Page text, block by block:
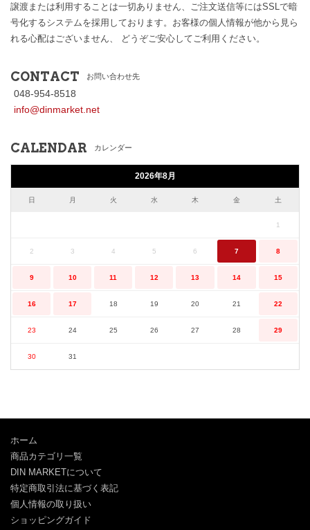
譲渡または利用することは一切ありません、ご注文送信等にはSSLで暗
号化するシステムを採用しております。お客様の個人情報が他から見ら
れる心配はございません、 どうぞご安心してご利用ください。
CONTACT お問い合わせ先
048-954-8518
info@dinmarket.net
CALENDAR カレンダー
2026年8月
日 月 火 水 木 金 土
1
2 3 4 5 6 7 8
9 10 11 12 13 14 15
16 17 18 19 20 21 22
23 24 25 26 27 28 29
30 31
ホーム
商品カテゴリ一覧
DIN MARKETについて
特定商取引法に基づく表記
個人情報の取り扱い
ショッピングガイド